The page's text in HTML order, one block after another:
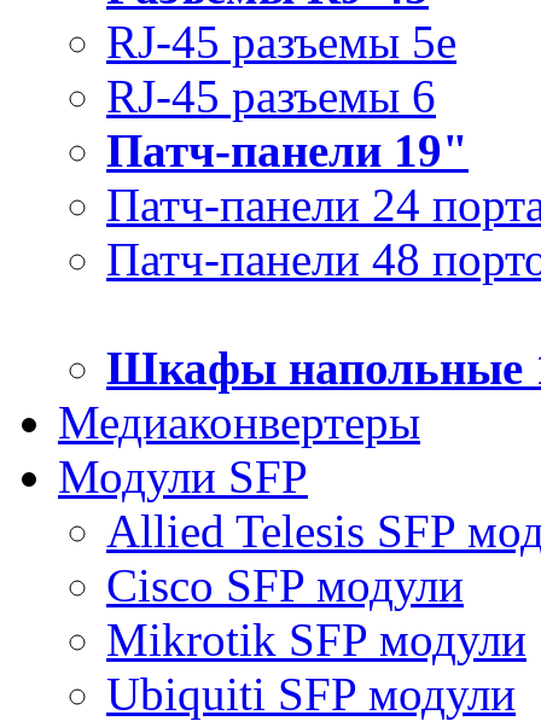
RJ-45 разъемы 5e
RJ-45 разъемы 6
Патч-панели 19"
Патч-панели 24
Патч-панели 48
Шкафы напольные
Медиаконвертеры
Модули SFP
Allied Telesis SFP
Cisco SFP модули
Mikrotik SFP модули
Ubiquiti SFP модули